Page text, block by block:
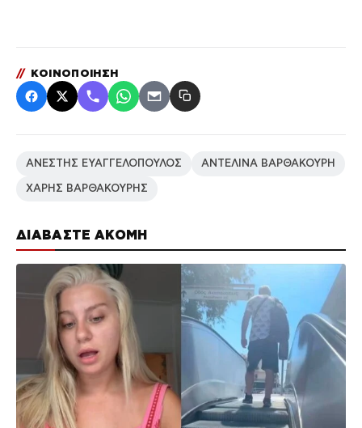
ΔΙΑΒΑΣΤΕ ΑΚΟΜΗ
// ΚΟΙΝΟΠΟΙΗΣΗ
ΑΝΕΣΤΗΣ ΕΥΑΓΓΕΛΟΠΟΥΛΟΣ ΑΝΤΕΛΙΝΑ ΒΑΡΘΑΚΟΥΡΗ
ΧΑΡΗΣ ΒΑΡΘΑΚΟΥΡΗΣ